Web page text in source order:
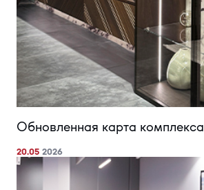
Обновленная карта комплекса
20.05 2026